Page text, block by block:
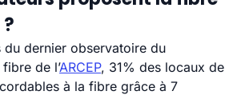
du dernier observatoire du
de l’ARCEP, 31% des locaux de
à la fibre grâce à 7